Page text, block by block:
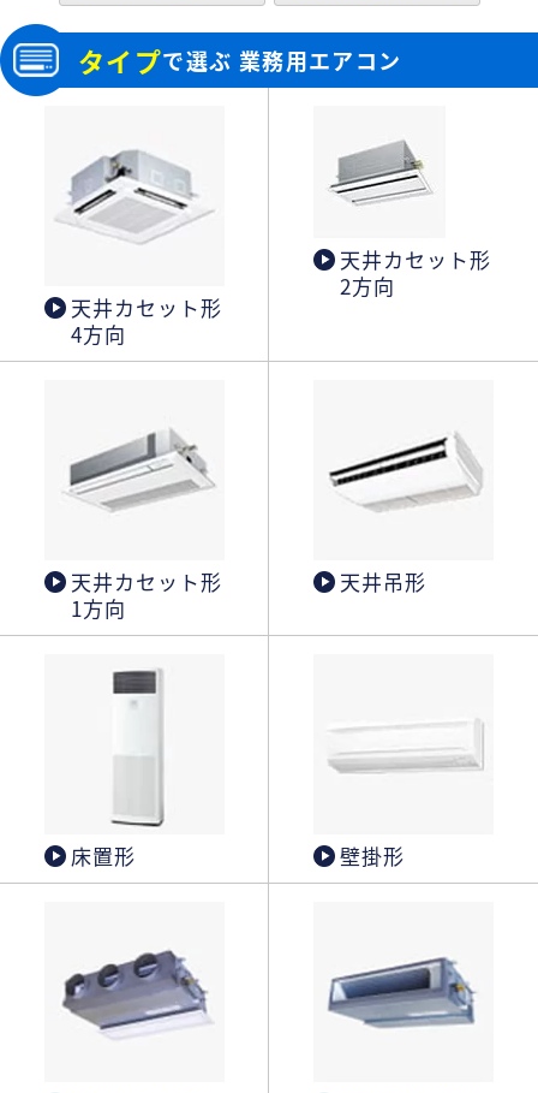
タイプで選ぶ 業務用エアコン
天井カセット形
4方向
天井カセット形
2方向
天井カセット形
1方向
天井吊形
床置形 壁掛形